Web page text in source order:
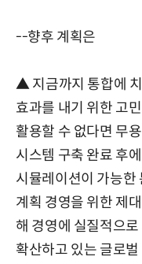
--향후 계획은
▲ 지금까지 통합에
효과를 내기 위한 고
활용할 수 없다면 무
시스템 구축 완료 후
시뮬레이션이 가능한
계획 경영을 위한 제
해 경영에 실질적으
확산하고 있는 글로